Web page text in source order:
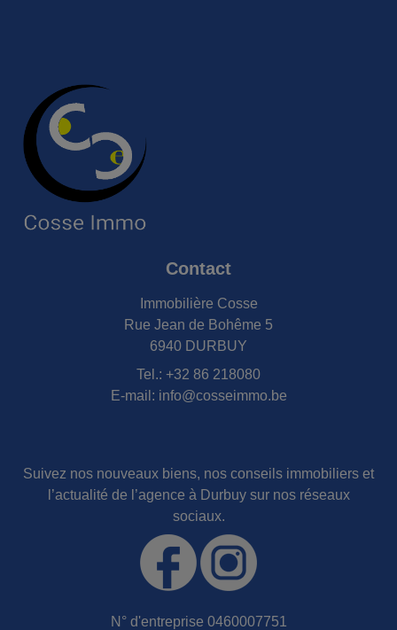
Contact
Immobilière Cosse
Rue Jean de Bohême 5
6940 DURBUY
Tel.: +32 86 218080
E-mail: info@cosseimmo.be
Suivez nos nouveaux biens, nos conseils immobiliers et
l’actualité de l’agence à Durbuy sur nos réseaux
sociaux.
N° d'entreprise 0460007751